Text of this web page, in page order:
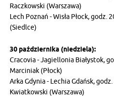
Raczkowski (Warszawa)
Lech Poznań - Wisła Płock, godz.
(Siedlce)
30 października (niedziela):
Cracovia - Jagiellonia Białystok,
Marciniak (Płock)
Arka Gdynia - Lechia Gdańsk,
Kwiatkowski (Warszawa)